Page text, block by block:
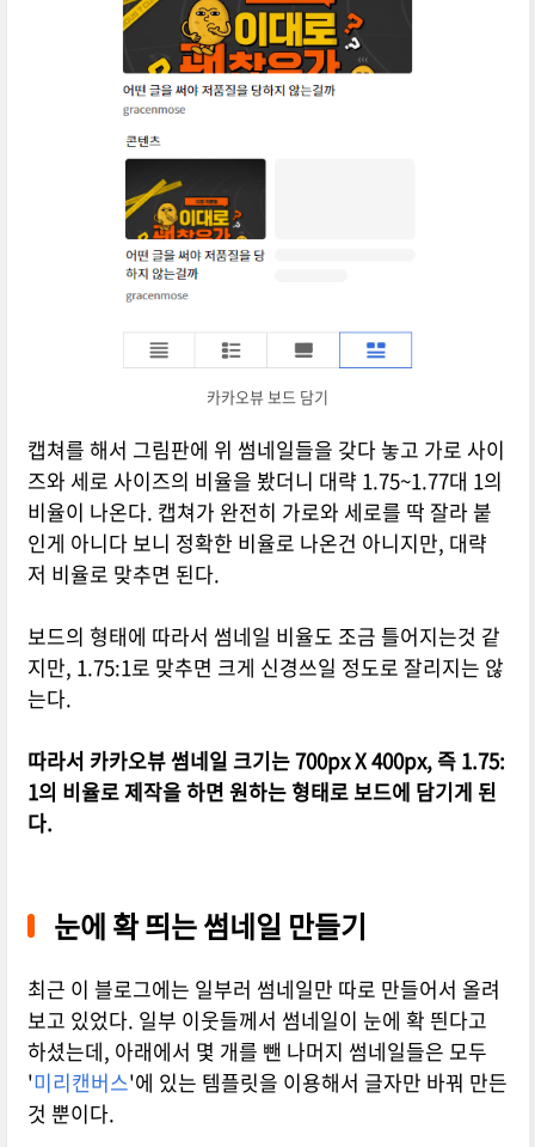
카카오뷰 보드 담기
캡쳐를 해서 그림판에 위 썸네일들을 갖다 놓고 가로 사이
즈와 세로 사이즈의 비율을 봤더니 대략 1.75~1.77대 1의
비율이 나온다. 캡쳐가 완전히 가로와 세로를 딱 잘라 붙
인게 아니다 보니 정확한 비율로 나온건 아니지만, 대략
저 비율로 맞추면 된다.
보드의 형태에 따라서 썸네일 비율도 조금 틀어지는것 같
지만, 1.75:1로 맞추면 크게 신경쓰일 정도로 잘리지는 않
는다.
따라서 카카오뷰 썸네일 크기는 700px X 400px, 즉 1.75:
1의 비율로 제작을 하면 원하는 형태로 보드에 담기게 된
다.
눈에 확 띄는 썸네일 만들기
최근 이 블로그에는 일부러 썸네일만 따로 만들어서 올려
보고 있었다. 일부 이웃들께서 썸네일이 눈에 확 띈다고
하셨는데, 아래에서 몇 개를 뺀 나머지 썸네일들은 모두
'미리캔버스'에 있는 템플릿을 이용해서 글자만 바꿔 만든
것 뿐이다.